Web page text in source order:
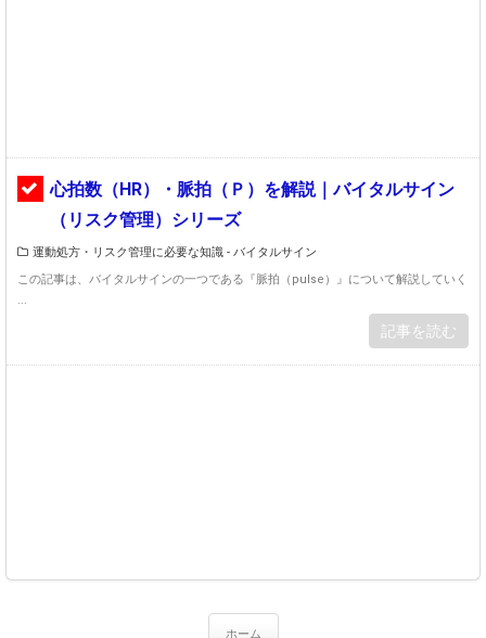
心拍数（HR）・脈拍（Ｐ）を解説｜バイタルサイン
（リスク管理）シリーズ
運動処方・リスク管理に必要な知識 - バイタルサイン
この記事は、バイタルサインの一つである『脈拍（pulse）』について解説していく
...
記事を読む
ホーム